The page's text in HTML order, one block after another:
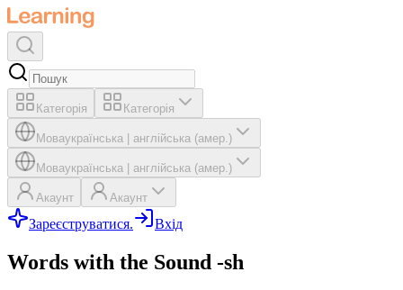
Категорія Категорія
Моваукраїнська англійська (амер.)
Моваукраїнська англійська (амер.)
Акаунт Акаунт
Зареєструватися. Вхід
Words with the Sound -sh